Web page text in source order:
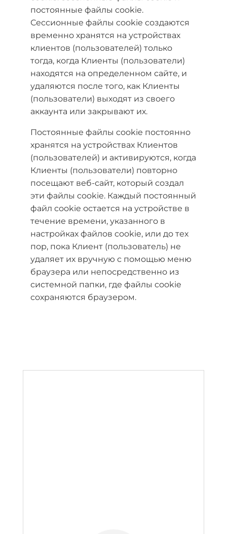
постоянные файлы cookie.
Сессионные файлы cookie создаются
временно хранятся на устройствах
клиентов (пользователей) только
тогда, когда Клиенты (пользователи)
находятся на определенном сайте, и
удаляются после того, как Клиенты
(пользователи) выходят из своего
аккаунта или закрывают их.
Постоянные файлы cookie постоянно
хранятся на устройствах Клиентов
(пользователей) и активируются, когда
Клиенты (пользователи) повторно
посещают веб-сайт, который создал
эти файлы cookie. Каждый постоянный
файл cookie остается на устройстве в
течение времени, указанного в
настройках файлов cookie, или до тех
пор, пока Клиент (пользователь) не
удаляет их вручную с помощью меню
браузера или непосредственно из
системной папки, где файлы cookie
сохраняются браузером.